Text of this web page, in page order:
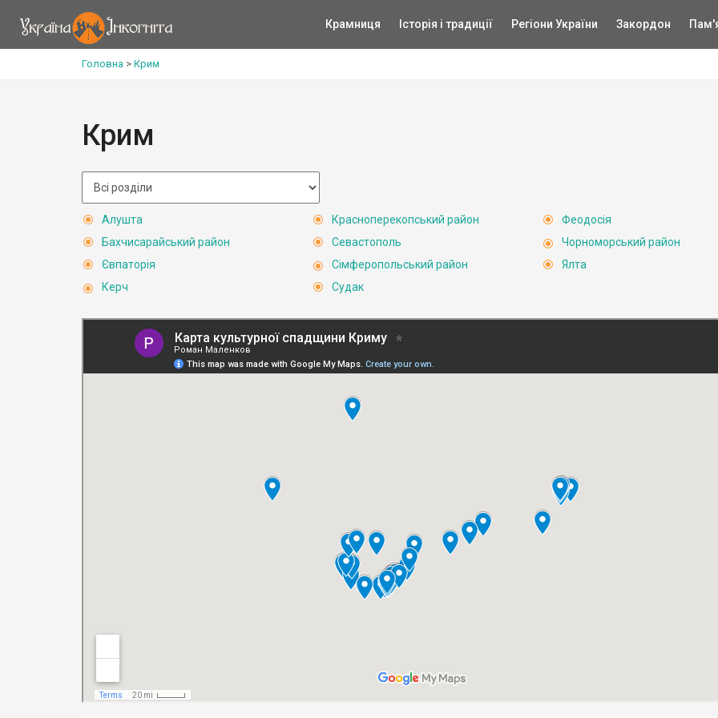
Крамниця Історія і традиції Регіони України Закордон
Головна > Крим
Крим
Алушта
Бахчисарайський район
Євпаторія
Керч
Красноперекопський район
Севастополь
Сімферопольський район
Судак
Феодосія
Чорноморський район
Ялта